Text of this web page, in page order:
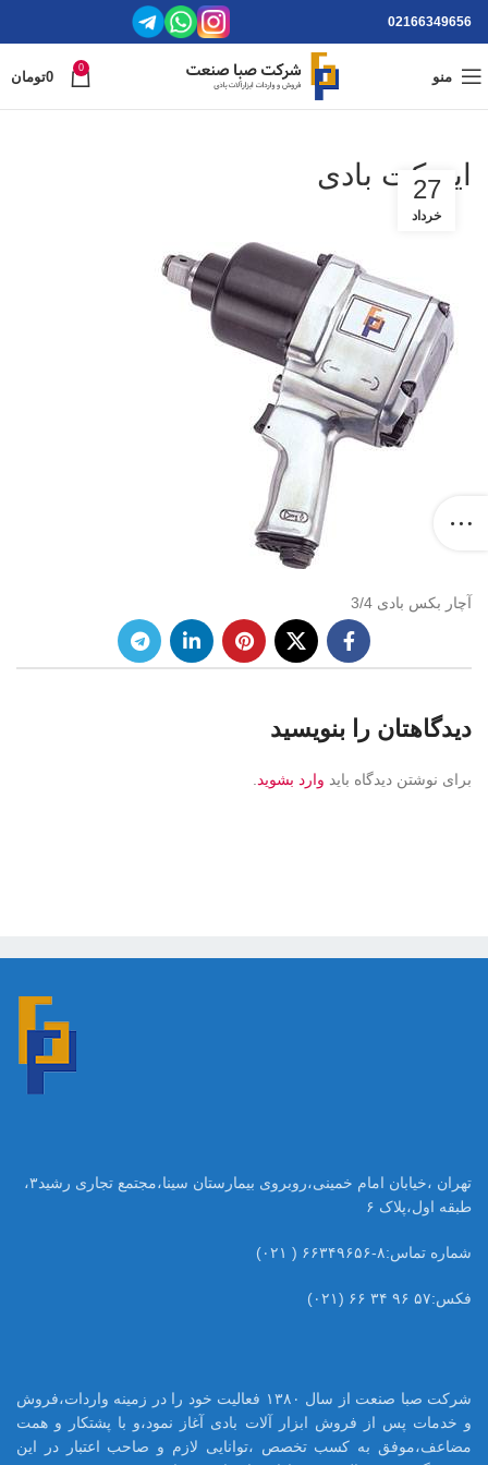
02166349656
منو
0
0تومان
ایمپکت بادی
27
خرداد
آچار بکس بادی 3/4
دیدگاهتان را بنویسید
برای نوشتن دیدگاه باید وارد بشوید
تهران ،خیابان امام خمینی،روبروی بیمارستان سینا،مجتمع تجاری رشید۳،
طبقه اول،پلاک ۶
شماره تماس:۸-۶۶۳۴۹۶۵۶ ( ۰۲۱)
فکس:۵۷ ۹۶ ۳۴ ۶۶ (۰۲۱)
شرکت صبا صنعت از سال ۱۳۸۰ فعالیت خود را در زمینه واردات،فروش
و خدمات پس از فروش ابزار آلات بادی آغاز نمود،و با پشتکار و همت
مضاعف،موفق به کسب تخصص ،توانایی لازم و صاحب اعتبار در این